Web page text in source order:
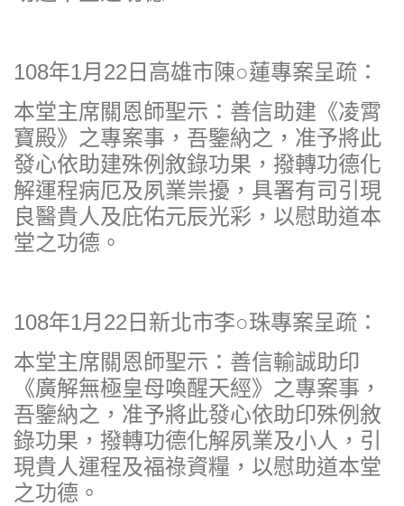
108年1月22日高雄市陳○蓮專案呈疏：
本堂主席關恩師聖示：善信助建《凌霄
寶殿》之專案事，吾鑒納之，准予將此
發心依助建殊例敘錄功果，撥轉功德化
解運程病厄及夙業祟擾，具署有司引現
良醫貴人及庇佑元辰光彩，以慰助道本
堂之功德。
108年1月22日新北市李○珠專案呈疏：
本堂主席關恩師聖示：善信輸誠助印
《廣解無極皇母喚醒天經》之專案事，
吾鑒納之，准予將此發心依助印殊例敘
錄功果，撥轉功德化解夙業及小人，引
現貴人運程及福祿資糧，以慰助道本堂
之功德。